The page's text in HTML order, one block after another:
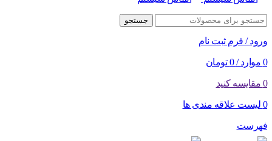
جستجو
ورود / فرم ثبت نام
0 موارد /
0 تومان
0 مقایسه کنید
0 لیست علاقه مندی ها
فهرست